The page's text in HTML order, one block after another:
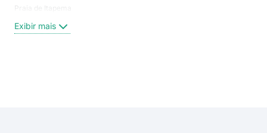
Praia de Itapema
Exibir mais